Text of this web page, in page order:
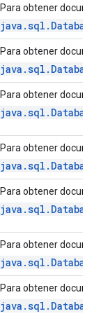
Para obtener
Para obtener
Para obtener
Para obtener
Para obtener
Para obtener
Para obtener